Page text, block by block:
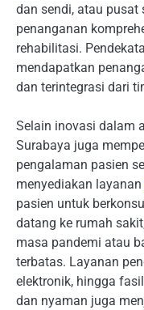
dan sendi, atau pusat
penanganan
rehabilitasi.
mendapatkan
dan terintegrasi dari
Selain inovasi dalam
Surabaya juga
pengalaman pasien
menyediakan layanan
pasien untuk
datang ke rumah
masa pandemi atau
terbatas. Layanan
elektronik, hingga
dan nyaman juga